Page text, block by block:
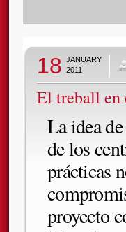
18 JANUARY
2011
El treball en
La idea
de los
prácticas
proyecto